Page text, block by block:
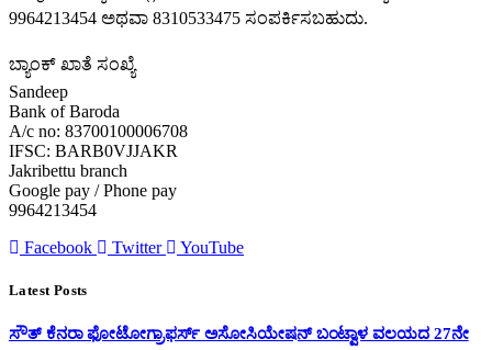
9964213454 ಅಥವಾ 8310533475 ಸಂಪರ್ಕಿಸಬಹುದು.
ಬ್ಯಾಂಕ್ ಖಾತೆ ಸಂಖ್ಯೆ
Sandeep
Bank of Baroda
A/c no: 83700100006708
IFSC: BARB0VJJAKR
Jakribettu branch
Google pay / Phone pay
9964213454
Facebook
Twitter YouTube
Latest Posts
ಸೌತ್ ಕೆನರಾ ಫೋಟೋಗ್ರಾಫರ್ಸ್ ಅಸೋಸಿಯೇಷನ್ ಬಂಟ್ವಾಳ ವಲಯದ 27ನೇ